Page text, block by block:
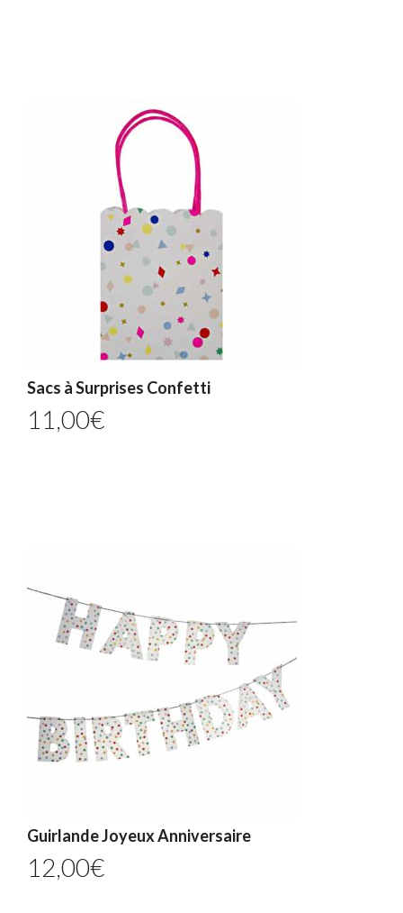
Sacs à Surprises Confetti
11,00€
Guirlande Joyeux Anniversaire
12,00€